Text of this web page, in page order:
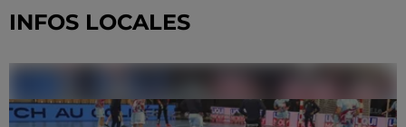
INFOS LOCALES